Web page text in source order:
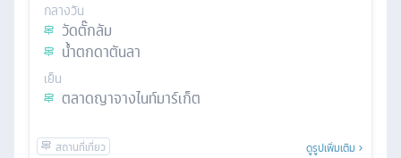
กลางวัน
วัดตั๊กลัม
น้ำตกดาตันลา
เย็น
ตลาดญาจางไนท์มาร์เก็ต
ดูรูปเพิ่มเติม